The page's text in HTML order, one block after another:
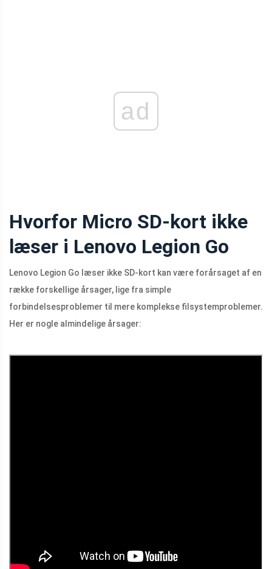
ad
Hvorfor Micro SD-kort ikke
læser i Lenovo Legion Go
Lenovo Legion Go læser ikke SD-kort kan være forårsaget af en
række forskellige årsager, lige fra simple
forbindelsesproblemer til mere komplekse filsystemproblemer.
Her er nogle almindelige årsager: